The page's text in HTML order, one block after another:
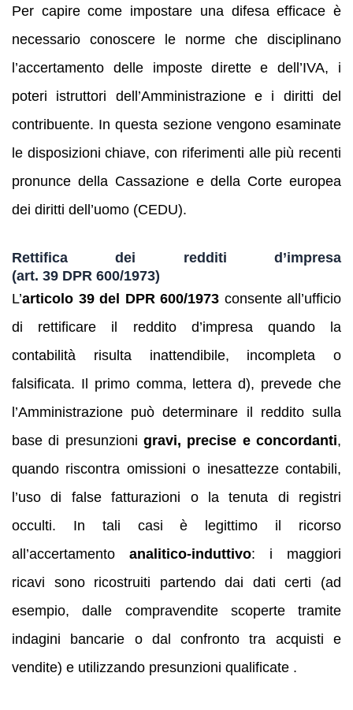
Per capire come impostare una difesa efficace è
necessario conoscere le norme che disciplinano
l’accertamento delle imposte dirette e dell’IVA, i
poteri istruttori dell’Amministrazione e i diritti del
contribuente. In questa sezione vengono esaminate
le disposizioni chiave, con riferimenti alle più recenti
pronunce della Cassazione e della Corte europea
dei diritti dell’uomo (CEDU).
Rettifica dei redditi d’impresa
(art. 39 DPR 600/1973)
L’articolo 39 del DPR 600/1973 consente all’ufficio
di rettificare il reddito d’impresa quando la
contabilità risulta inattendibile, incompleta o
falsificata. Il primo comma, lettera d), prevede che
l’Amministrazione può determinare il reddito sulla
base di presunzioni gravi, precise e concordanti,
quando riscontra omissioni o inesattezze contabili,
l’uso di false fatturazioni o la tenuta di registri
occulti. In tali casi è legittimo il ricorso
all’accertamento analitico‑induttivo: i maggiori
ricavi sono ricostruiti partendo dai dati certi (ad
esempio, dalle compravendite scoperte tramite
indagini bancarie o dal confronto tra acquisti e
vendite) e utilizzando presunzioni qualificate .